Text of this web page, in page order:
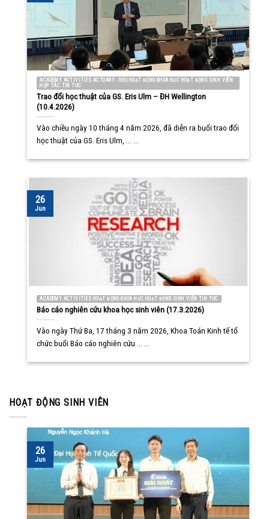
ACADEMY ACTIVITIES ACTUARY - NEU HOẠT ĐỘNG KHOA HỌC HOẠT ĐỘNG SINH VIÊN
HỢP TÁC TIN TỨC
Trao đổi học thuật của GS. Eris Ulm – ĐH Wellington
(10.4.2026)
Vào chiều ngày 10 tháng 4 năm 2026, đã diễn ra buổi trao đổi
học thuật của GS. Eris Ulm, ... ...
ACADEMY ACTIVITIES HOẠT ĐỘNG KHOA HỌC HOẠT ĐỘNG SINH VIÊN TIN TỨC
Báo cáo nghiên cứu khoa học sinh viên (17.3.2026)
Vào ngày Thứ Ba, 17 tháng 3 năm 2026, Khoa Toán Kinh tế tổ
chức buổi Báo cáo nghiên cứu ... ...
26
Jun
HOẠT ĐỘNG SINH VIÊN
26
Jun